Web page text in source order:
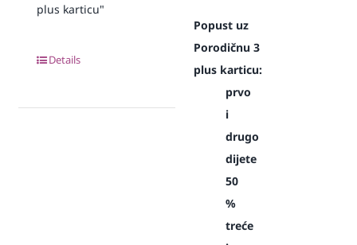
plus karticu"
Details
Popust uz
Porodičnu 3
plus karticu:
prvo
i
drugo
dijete
50
%
treće